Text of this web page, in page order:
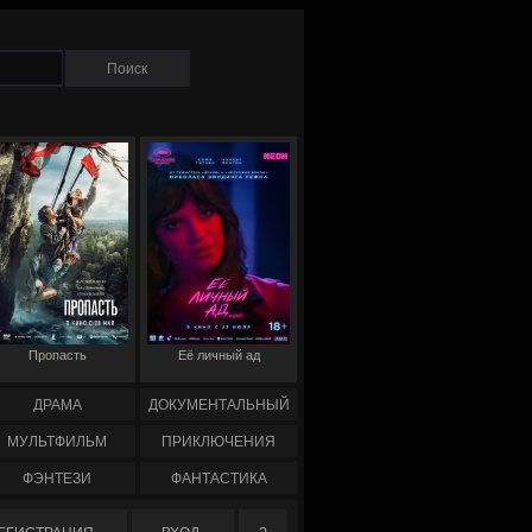
Пропасть Её личный ад
ДРАМА ДОКУМЕНТАЛЬНЫЙ
МУЛЬТФИЛЬМ ПРИКЛЮЧЕНИЯ
ФЭНТЕЗИ ФАНТАСТИКА